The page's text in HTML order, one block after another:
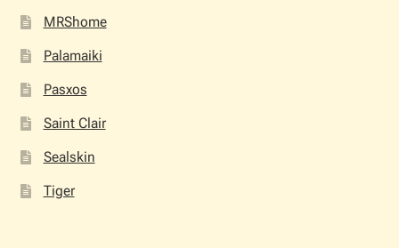
MRShome
Palamaiki
Pasxos
Saint Clair
Sealskin
Tiger